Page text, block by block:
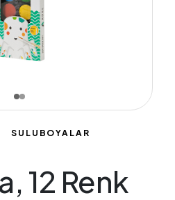
SULUBOYALAR
12 Renk